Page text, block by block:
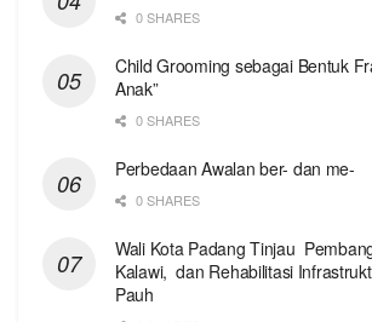
0 SHARES
Child Grooming sebagai Bentuk
Anak”
0 SHARES
Perbedaan Awalan ber- dan me-
0 SHARES
Wali Kota Padang Tinjau
Kalawi, dan Rehabilitasi
Pauh